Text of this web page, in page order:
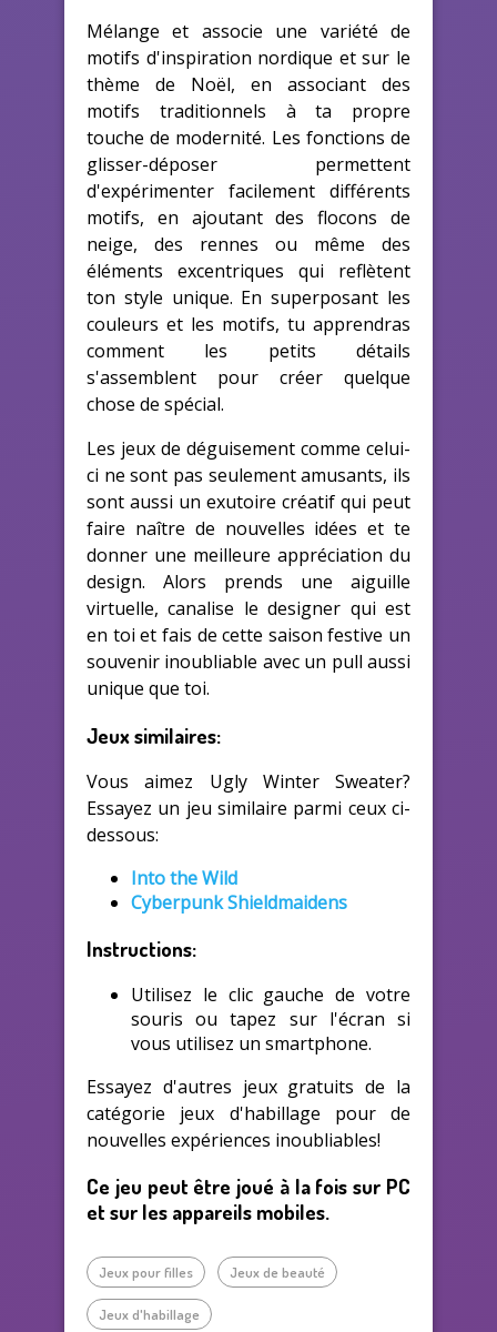
Mélange et associe une variété de
motifs d'inspiration nordique et sur le
thème de Noël, en associant des
motifs traditionnels à ta propre
touche de modernité. Les fonctions de
glisser-déposer permettent
d'expérimenter facilement différents
motifs, en ajoutant des flocons de
neige, des rennes ou même des
éléments excentriques qui reflètent
ton style unique. En superposant les
couleurs et les motifs, tu apprendras
comment les petits détails
s'assemblent pour créer quelque
chose de spécial.
Les jeux de déguisement comme celui-
ci ne sont pas seulement amusants, ils
sont aussi un exutoire créatif qui peut
faire naître de nouvelles idées et te
donner une meilleure appréciation du
design. Alors prends une aiguille
virtuelle, canalise le designer qui est
en toi et fais de cette saison festive un
souvenir inoubliable avec un pull aussi
unique que toi.
Jeux similaires:
Vous aimez Ugly Winter Sweater?
Essayez un jeu similaire parmi ceux ci-
dessous:
Into the Wild
Cyberpunk Shieldmaidens
Instructions:
Utilisez le clic gauche de votre
souris ou tapez sur l'écran si
vous utilisez un smartphone.
Essayez d'autres jeux gratuits de la
catégorie jeux d'habillage pour de
nouvelles expériences inoubliables!
Ce jeu peut être joué à la fois sur PC
et sur les appareils mobiles.
Jeux pour filles Jeux de beauté
Jeux d'habillage